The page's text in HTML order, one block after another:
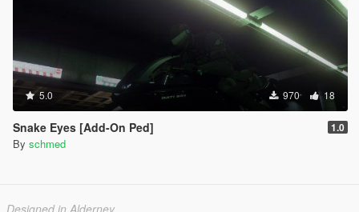
5.0 970 18
Snake Eyes [Add-On Ped] 1.0
By schmed